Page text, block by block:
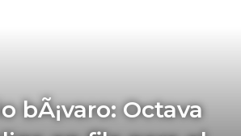
bÃ¡varo: Octava